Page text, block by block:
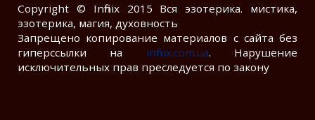
Copyright © Infinix 2015 Вся эзотерика. мистика,
эзотерика, магия, духовность
Запрещено копирование материалов с сайта без
гиперссылки на infinix.com.ua. Нарушение
исключительных прав преследуется по закону